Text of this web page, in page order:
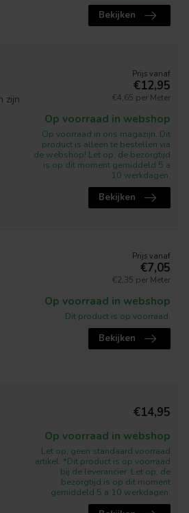
Bekijken
zijn
Prijs vanaf
€12,95
€4,65 per Meter
Op voorraad in webshop
Op voorraad in ons magazijn. Dit
product is alleen te bestellen via
de webshop! Let op, de bezorgtijd
is op dit moment gemiddeld 5 a
10 werkdagen.
Bekijken
Prijs vanaf
€7,05
€2,35 per Meter
Op voorraad in webshop
Dit product is op voorraad.
Bekijken
€14,95
Op voorraad in webshop
Let op, geen standaard voorraad
artikel. *Dit product is op voorraad
bij de leverancier. Let op, de
bezorgtijd is op dit moment
gemiddeld 5 a 10 werkdagen.